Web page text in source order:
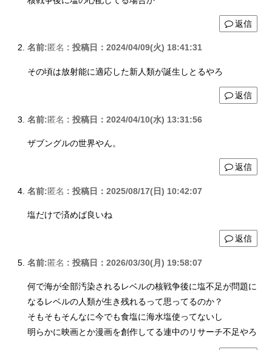
返信
名前:匿名 : 投稿日：2024/04/09(火) 18:41:31
その頃は放射能に適応した新人類が誕生しとるやろ
返信
名前:匿名 : 投稿日：2024/04/10(水) 13:31:56
ザブングルの世界やん。
返信
名前:匿名 : 投稿日：2025/08/17(日) 10:42:07
塩だけで済めば良いね
返信
名前:匿名 : 投稿日：2026/03/30(月) 19:58:07
何で海が全部汚染されるレベルの核戦争後に塩不足が問題に
なるレベルの人類が生き残れるって思ってるのか？
そもそもそんなに今でも食塩に海水塩使ってないし
明らかに映画とか漫画を創作してる連中のリサーチ不足やろ